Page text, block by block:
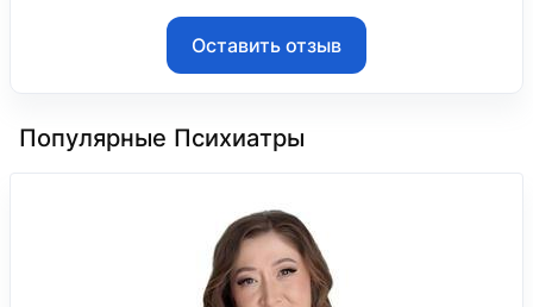
Оставить отзыв
Популярные Психиатры